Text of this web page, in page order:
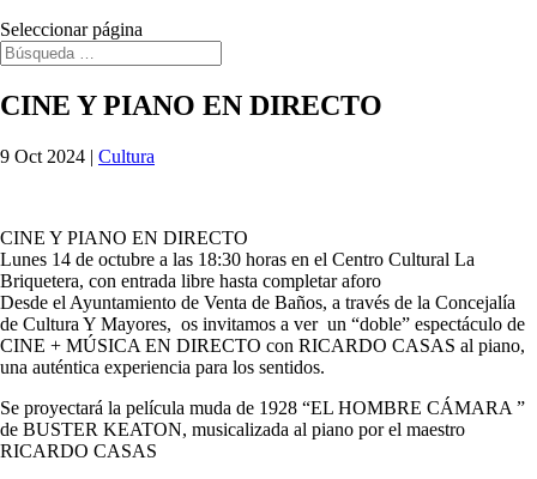
Seleccionar página
CINE Y PIANO EN DIRECTO
9 Oct 2024 | Cultura
CINE Y PIANO EN DIRECTO
Lunes 14 de octubre a las 18:30 horas en el Centro Cultural La
Briquetera, con entrada libre hasta completar aforo
Desde el Ayuntamiento de Venta de Baños, a través de la Concejalía
de Cultura Y Mayores, os invitamos a ver un “doble” espectáculo de
CINE + MÚSICA EN DIRECTO con RICARDO CASAS al piano,
una auténtica experiencia para los sentidos.
Se proyectará la película muda de 1928 “EL HOMBRE CÁMARA ”
de BUSTER KEATON, musicalizada al piano por el maestro
RICARDO CASAS